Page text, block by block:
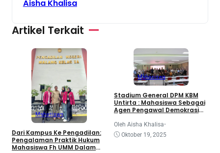
Aisha Khalisa
Artikel Terkait
Mahasiswa
Dari Kampus Ke Pengadilan:
Pengalaman Praktik Hukum
Mahasiswa Fh UMM Dalam
Mahasiswa
Stadium General DPM KBM
Untirta : Mahasiswa Sebagai
Agen Pengawal Demokrasi
Nasional
Oleh Aisha Khalisa•
Oktober 19, 2025